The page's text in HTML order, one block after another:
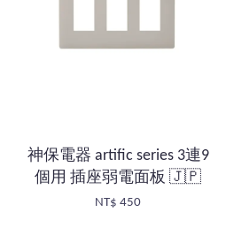
神保電器 artific series 3連9
個用 插座弱電面板 🇯🇵
NT$ 450